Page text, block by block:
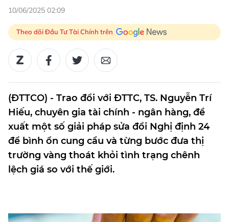
10/06/2025 02:09
Theo dõi Đầu Tư Tài Chính trên
(ĐTTCO) - Trao đổi với ĐTTC, TS. Nguyễn Trí
Hiếu, chuyên gia tài chính - ngân hàng, đề
xuất một số giải pháp sửa đổi Nghị định 24
để bình ổn cung cầu và từng bước đưa thị
trường vàng thoát khỏi tình trạng chênh
lệch giá so với thế giới.